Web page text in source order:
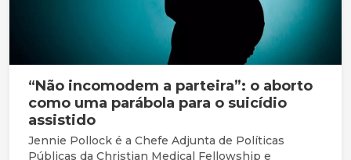
“Não incomodem a parteira”: o aborto
como uma parábola para o suicídio
assistido
Jennie Pollock é a Chefe Adjunta de Políticas
Públicas da Christian Medical Fellowship e